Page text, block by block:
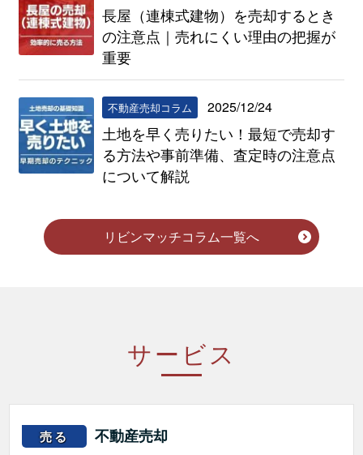
長屋（連棟式建物）を売却するとき
の注意点｜売れにくい理由の把握が
重要
不動産売却コラム 2025/12/24
土地を早く売りたい！最短で売却す
る方法や事前準備、査定時の注意点
について解説
リビンマッチコラム一覧へ
サービス
売る 不動産売却